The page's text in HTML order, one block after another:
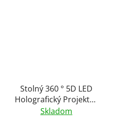
Stolný 360 ° 5D LED
Holografický Projektor
Hologram s Obalom a
Skladom